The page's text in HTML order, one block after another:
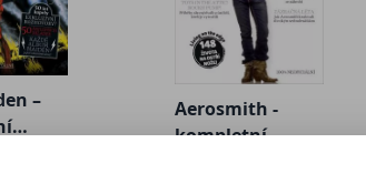
–
Aerosmith -
kompletní